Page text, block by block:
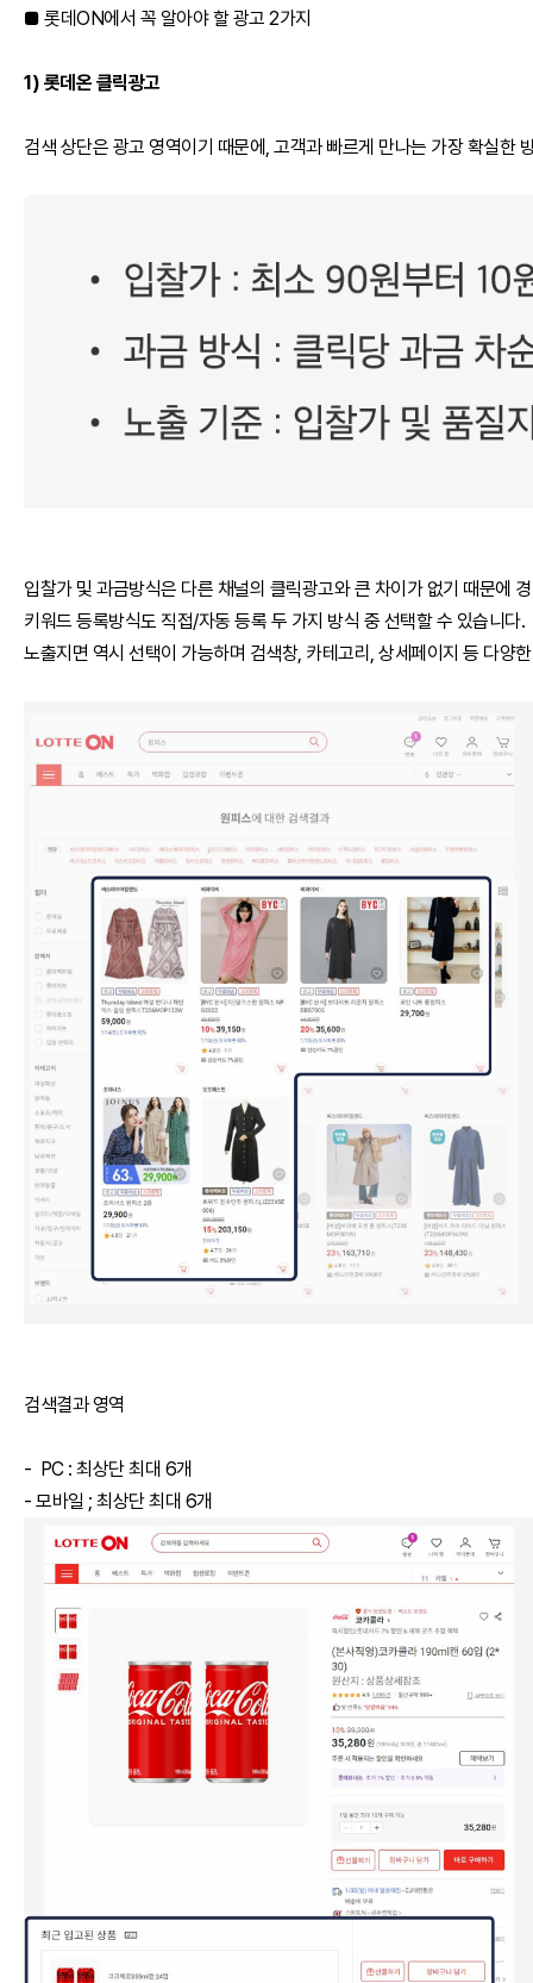
■ 롯데ON에서 꼭 알아야 할 광고 2가지
1) 롯데온 클릭광고
검색 상단은 광고 영역이기 때문에, 고객과 빠르게 만나는 가장 확실한
입찰가 및 과금방식은 다른 채널의 클릭광고와 큰 차이가 없기 때문에
키워드 등록방식도 직접/자동 등록 두 가지 방식 중 선택할 수 있습니다.
노출지면 역시 선택이 가능하며 검색창, 카테고리, 상세페이지 등 다양
검색결과 영역
- PC : 최상단 최대 6개
- 모바일 ; 최상단 최대 6개